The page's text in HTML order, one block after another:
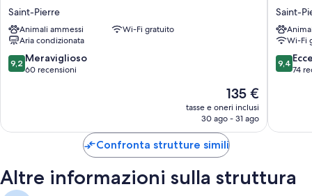
TV a schermo piatto con canali TV via cavo/satellitari
Balconi, servizio babysitter in camera (a pagamento) e accessori per
la preparazione di caffè/tè
Pierre
Saint-
Pierre
Saint-Pierre
Animali ammessi
Wi-Fi gratuito
Aria condizionata
9.2
su
9,2 Meraviglioso
60 recensioni
Il
prezzo
attuale
135 €
135 €
tasse e oneri inclusi
30 ago - 31 ago
Lo
Fleye
Saint-
Pierre
Saint-
Wi-Fi
9.4
su
9,4
74
Confronta strutture simili
Altre informazioni sulla struttura